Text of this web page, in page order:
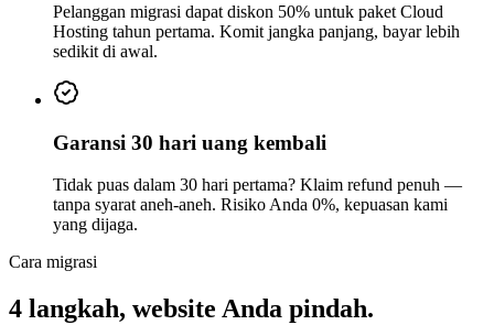
Pelanggan migrasi dapat diskon 50% untuk paket Cloud
Hosting tahun pertama. Komit jangka panjang, bayar lebih
sedikit di awal.
Garansi 30 hari uang kembali
Tidak puas dalam 30 hari pertama? Klaim refund penuh —
tanpa syarat aneh-aneh. Risiko Anda 0%, kepuasan kami
yang dijaga.
Cara migrasi
4 langkah, website Anda pindah.